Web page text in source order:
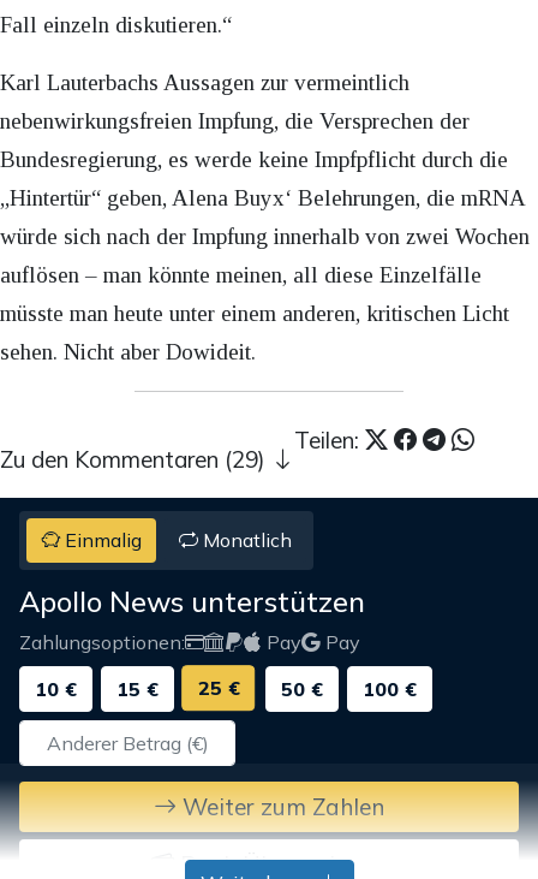
Fall einzeln diskutieren.“
Karl Lauterbachs Aussagen zur vermeintlich
nebenwirkungsfreien Impfung, die Versprechen der
Bundesregierung, es werde keine Impfpflicht durch die
„Hintertür“ geben, Alena Buyx‘ Belehrungen, die mRNA
würde sich nach der Impfung innerhalb von zwei Wochen
auflösen – man könnte meinen, all diese Einzelfälle
müsste man heute unter einem anderen, kritischen Licht
sehen. Nicht aber Dowideit.
Teilen:
Zu den Kommentaren (29)
Einmalig Monatlich
Apollo News unterstützen
Zahlungsoptionen: Pay
Pay
10 €
15 € 25 € 50 € 100 €
Weiter zum Zahlen
Bank-Überweisung